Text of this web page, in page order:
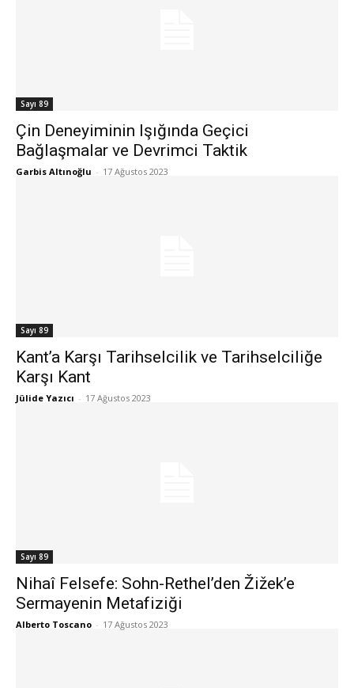
Sayı 89
Çin Deneyiminin Işığında Geçici
Bağlaşmalar ve Devrimci Taktik
Garbis Altınoğlu - 17 Ağustos 2023
Sayı 89
Kant’a Karşı Tarihselcilik ve Tarihselciliğe
Karşı Kant
Jülide Yazıcı - 17 Ağustos 2023
Sayı 89
Nihaî Felsefe: Sohn-Rethel’den Žižek’e
Sermayenin Metafiziği
Alberto Toscano - 17 Ağustos 2023